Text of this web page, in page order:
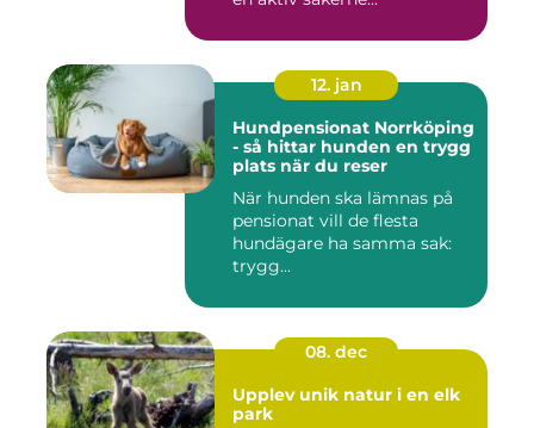
12. jan
Hundpensionat Norrköping
- så hittar hunden en trygg
plats när du reser
När hunden ska lämnas på
pensionat vill de flesta
hundägare ha samma sak:
trygg...
08. dec
Upplev unik natur i en elk
park